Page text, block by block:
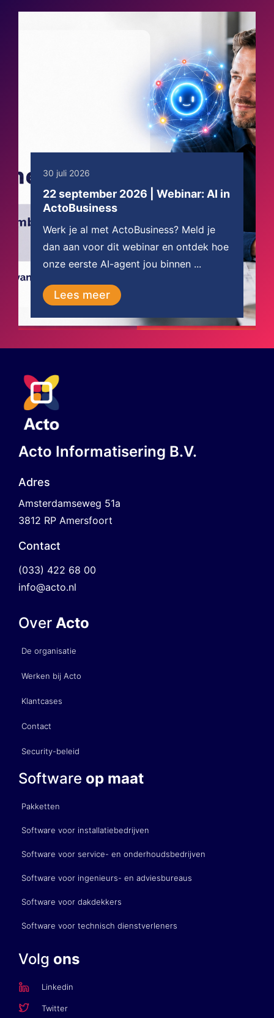
30 juli 2026
22 september 2026 | Webinar: AI in
ActoBusiness
Werk je al met ActoBusiness? Meld je
dan aan voor dit webinar en ontdek hoe
onze eerste AI-agent jou binnen ...
Lees meer
Acto Informatisering B.V.
Adres
Amsterdamseweg 51a
3812 RP Amersfoort
Contact
(033) 422 68 00
info@acto.nl
Over Acto
De organisatie
Werken bij Acto
Klantcases
Contact
Security-beleid
Software op maat
Pakketten
Software voor installatiebedrijven
Software voor service- en onderhoudsbedrijven
Software voor ingenieurs- en adviesbureaus
Software voor dakdekkers
Software voor technisch dienstverleners
Volg ons
Linkedin
Twitter